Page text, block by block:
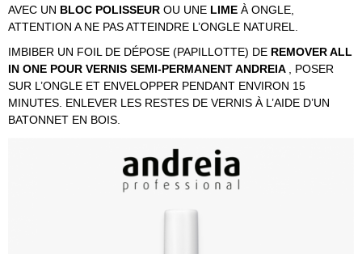
AVEC UN BLOC POLISSEUR OU UNE LIME À ONGLE,
ATTENTION A NE PAS ATTEINDRE L’ONGLE NATUREL.
IMBIBER UN FOIL DE DÉPOSE (PAPILLOTTE) DE REMOVER ALL
IN ONE POUR VERNIS SEMI-PERMANENT ANDREIA
, POSER
SUR L’ONGLE ET ENVELOPPER PENDANT ENVIRON 15
MINUTES. ENLEVER LES RESTES DE VERNIS À L’AIDE D’UN
BATONNET EN BOIS.